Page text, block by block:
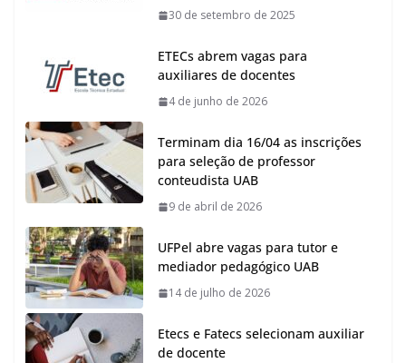
30 de setembro de 2025
ETECs abrem vagas para
auxiliares de docentes
4 de junho de 2026
Terminam dia 16/04 as inscrições
para seleção de professor
conteudista UAB
9 de abril de 2026
UFPel abre vagas para tutor e
mediador pedagógico UAB
14 de julho de 2026
Etecs e Fatecs selecionam auxiliar
de docente